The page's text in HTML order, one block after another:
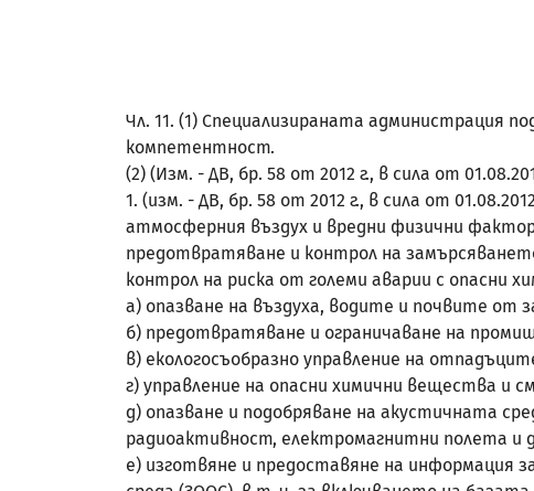
Чл. 11. (1) Специализираната администрация
компетентност.
(2) (Изм. - ДВ, бр. 58 от 2012 г., в сила от
1. (изм. - ДВ, бр. 58 от 2012 г., в сила от
атмосферния въздух и вредни физични
предотвратяване и контрол на
контрол на риска от големи аварии с опасни
а) опазване на въздуха, водите и почвите от
б) предотвратяване и ограничаване на
в) екологосъобразно управление на
г) управление на опасни химични вещества и
д) опазване и подобряване на акустичната
радиоактивност, електромагнитни полета и
е) изготвяне и предоставяне на информация